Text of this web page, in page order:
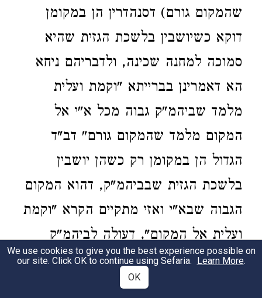
שהמקום גורם) דסנהדרין הן במקומן
דוקא כשיושבין בלשכת הגזית שהיא
סמוכה למחנה שכינה, ולדבריהם ניחא
הא דאמרינן בברייתא "וקמת ועלית
מלמד שביהמ"ק גבוה מכל א"י אל
המקום מלמד שהמקום גורם" דב"ד
הגדול הן במקומן רק כשהן יושבין
בלשכת הגזית שבביהמ"ק, דהוא המקום
הגבוה שבא"י ואזי מתקיים הקרא "וקמת
ועלית אל המקום", דעולה לביהמ"ק
ללשכת הגזית שהיא על ראש ההר
במקום הכי גבוה שבירושלים. אך יש
We use cookies to give you the best experience possible on
our site. Click OK to continue using Sefaria. Learn More.
OK